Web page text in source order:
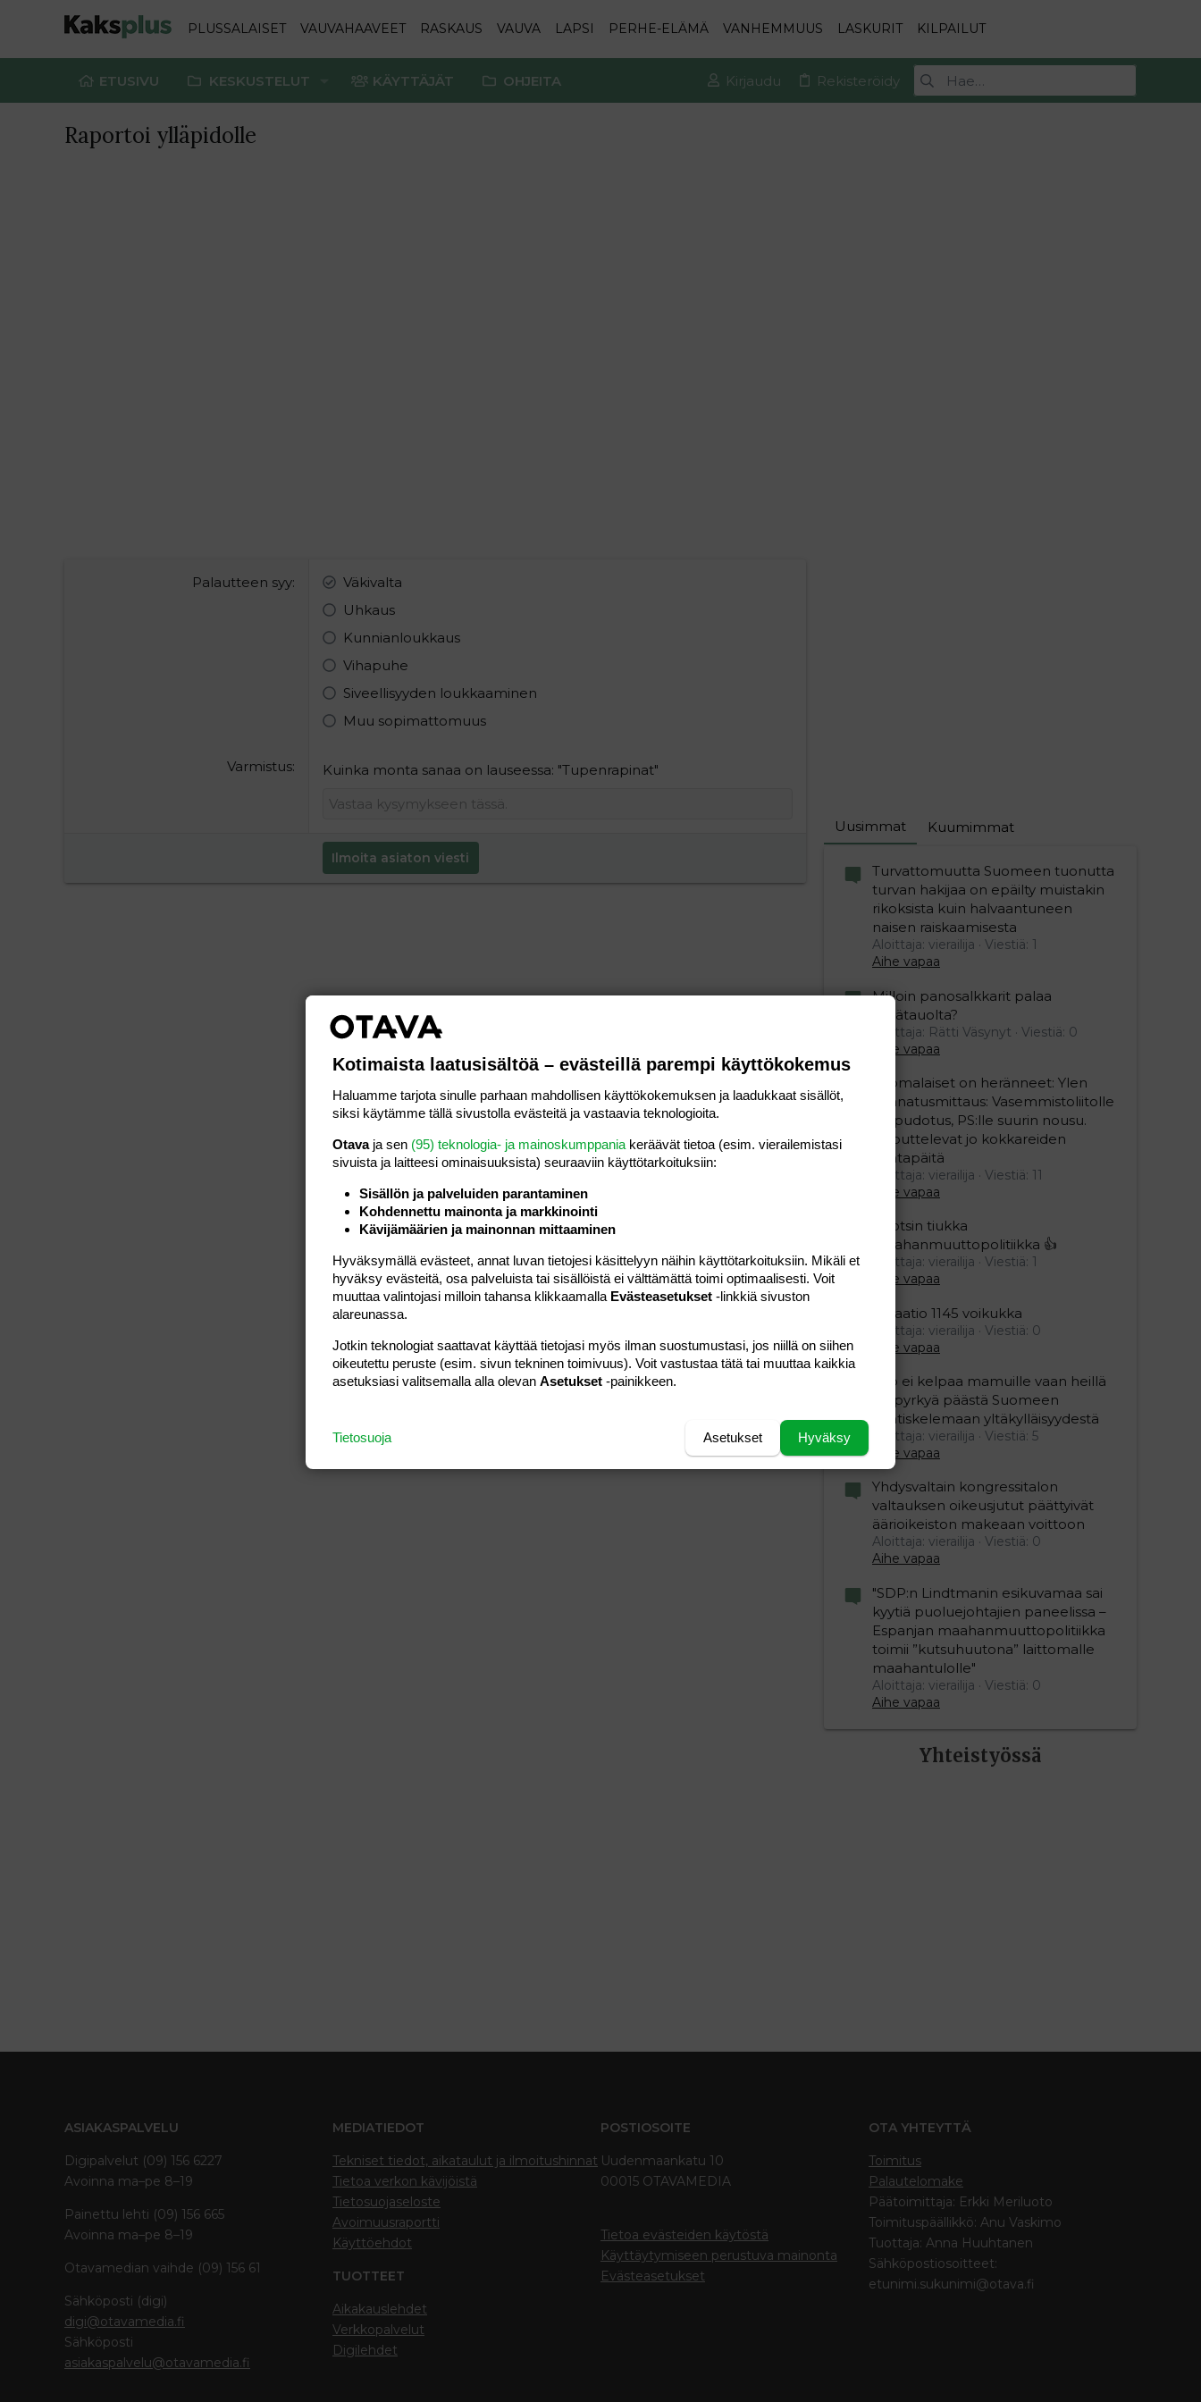
PLUSSALAISET VAUVAHAAVEET RASKAUS VAUVA LAPSI PERHE-ELÄMÄ VANHEMMUUS LASKURIT KILPAILUT
ETUSIVU KESKUSTELUT KÄYTTÄJÄT OHJEITA Kirjaudu Rekisteröidy
Raportoi ylläpidolle
Palautteen syy
Väkivalta
Uhkaus
Kunnianloukkaus
Vihapuhe
Siveellisyyden loukkaaminen
Muu sopimattomuus
Varmistus Kuinka monta sanaa on lauseessa: "Tupenrapinat"
Ilmoita asiaton viesti
Uusimmat Kuumimmat
Turvattomuutta Suomeen tuonutta
turvan hakijaa on epäilty muistakin
rikoksista kuin halvaantuneen
naisen raiskaamisesta
Aloittaja: vierailija
Viestiä: 1
Aihe vapaa
Milloin panosalkkarit palaa
kesätauolta?
Aloittaja: Rätti Väsynyt
Viestiä: 0
Aihe vapaa
Suomalaiset on heränneet: Ylen
kannatusmittaus: Vasemmistoliitolle
iso pudotus, PS:lle suurin nousu.
Koputtelevat jo kokkareiden
kantapäitä
Aloittaja: vierailija
Viestiä: 11
Aihe vapaa
Ruotsin tiukka
maahanmuuttopolitiikka 👍
Aloittaja: vierailija
Viestiä: 1
Aihe vapaa
Relaatio 1145 voikukka
Aloittaja: vierailija
Viestiä: 0
Aihe vapaa
Viro ei kelpaa mamuille vaan heillä
on pyrkyä päästä Suomeen
naatiskelemaan yltäkylläisyydestä
Aloittaja: vierailija
Viestiä: 5
Aihe vapaa
Yhdysvaltain kongressitalon
valtauksen oikeusjutut päättyivät
äärioikeiston makeaan voittoon
Aloittaja: vierailija
Viestiä: 0
Aihe vapaa
"SDP:n Lindtmanin esikuvamaa sai
kyytiä puoluejohtajien paneelissa –
Espanjan maahanmuuttopolitiikka
toimii ”kutsuhuutona” laittomalle
maahantulolle"
Aloittaja: vierailija
Viestiä: 0
Aihe vapaa
Yhteistyössä
ASIAKASPALVELU
Digipalvelut (09) 156 6227
Avoinna ma–pe 8–19
Painettu lehti (09) 156 665
Avoinna ma–pe 8–19
Otavamedian vaihde (09) 156 61
Sähköposti (digi)
digi@otavamedia.fi
Sähköposti
asiakaspalvelu@otavamedia.fi
MEDIATIEDOT
Tekniset tiedot, aikataulut ja ilmoitushinnat
Tietoa verkon kävijöistä
Tietosuojaseloste
Avoimuusraportti
Käyttöehdot
TUOTTEET
Aikakauslehdet
Verkkopalvelut
Digilehdet
POSTIOSOITE
Uudenmaankatu 10
00015 OTAVAMEDIA
Tietoa evästeiden käytöstä
Käyttäytymiseen perustuva mainonta
Evästeasetukset
OTA YHTEYTTÄ
Toimitus
Palautelomake
Päätoimittaja: Erkki Meriluoto
Toimituspäällikkö: Anu Vaskimo
Tuottaja: Anna Huuhtanen
Sähköpostiosoitteet:
etunimi.sukunimi@otava.fi
Kotimaista laatusisältöä – evästeillä parempi käyttökokemus
Haluamme tarjota sinulle parhaan mahdollisen käyttökokemuksen ja laadukkaat sisällöt,
siksi käytämme tällä sivustolla evästeitä ja vastaavia teknologioita.
Otavaja sen (95) teknologia- ja mainoskumppania keräävät tietoa (esim. vierailemis­tasi
sivuista ja laitteesi ominaisuuk­sista) seuraaviin käyttötarkoituksiin:
Sisällön ja palveluiden parantaminen
Kohdennettu mainonta ja markkinointi
Kävijämäärien ja mainonnan mittaaminen
Hyväksymällä evästeet, annat luvan tietojesi käsittelyyn näihin käyttötarkoituksiin. Mikäli et
hyväksy evästeitä, osa palveluista tai sisällöistä ei välttämättä toimi optimaalisesti. Voit
muuttaa valintojasi milloin tahansa klikkaamalla Evästeasetukset -linkkiä sivuston
alareunassa.
Jotkin teknologiat saattavat käyttää tietojasi myös ilman suostumustasi, jos niillä on siihen
oikeutettu peruste (esim. sivun tekninen toimivuus). Voit vastustaa tätä tai muuttaa kaikkia
asetuksiasi valitsemalla alla olevan Asetukset -painikkeen.
Hyväksy
Asetukset
Tietosuoja